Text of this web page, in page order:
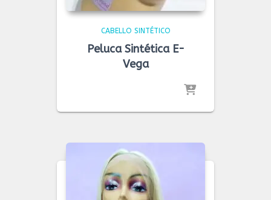
CABELLO SINTÉTICO
Peluca Sintética E-
Vega